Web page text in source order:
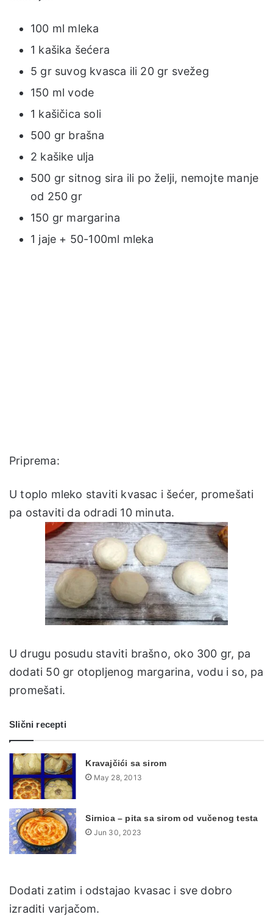
100 ml mleka
1 kašika šećera
5 gr suvog kvasca ili 20 gr svežeg
150 ml vode
1 kašičica soli
500 gr brašna
2 kašike ulja
500 gr sitnog sira ili po želji, nemojte manje
od 250 gr
150 gr margarina
1 jaje + 50-100ml mleka
Priprema:
U toplo mleko staviti kvasac i šećer, promešati
pa ostaviti da odradi 10 minuta.
U drugu posudu staviti brašno, oko 300 gr, pa
dodati 50 gr otopljenog margarina, vodu i so, pa
promešati.
Slični recepti
Kravajčići sa sirom
May 28, 2013
Sirnica – pita sa sirom od vučenog testa
Jun 30, 2023
Dodati zatim i odstajao kvasac i sve dobro
izraditi varjačom.